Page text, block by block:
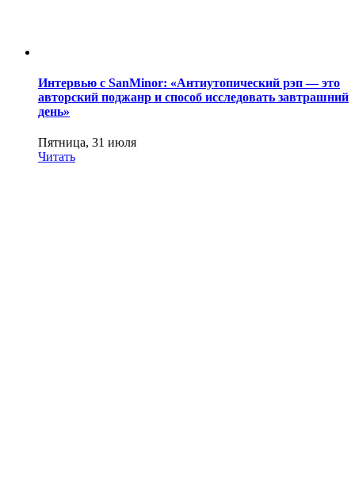
Интервью с SanMinor: «Антиутопический рэп — это
авторский поджанр и способ исследовать завтрашний
день»
Пятница, 31 июля
Читать